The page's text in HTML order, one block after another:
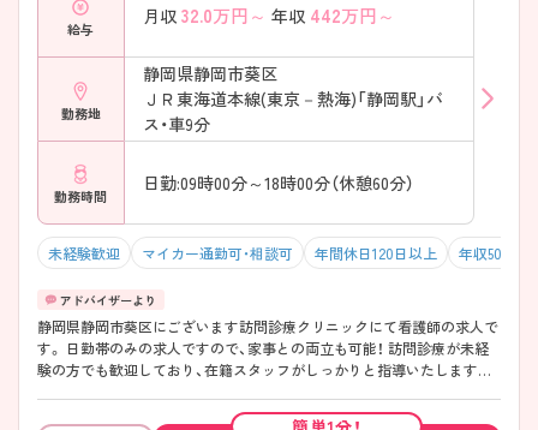
給与
月収 32.0万円～ 年収 442万円～
勤務地
静岡県静岡市葵区
ＪＲ東海道本線(東京－熱海)「静岡駅」バ
ス・車9分
勤務時間
日勤:09時00分～18時00分（休憩60分）
未経験歓迎 マイカー通勤可・相談可 年間休日120日以上 年収500万
静岡県静岡市葵区にございます訪問診療クリニックにて看護師の求人で
す。 日勤帯のみの求人ですので、家事との両立も可能！ 訪問診療が未経
験の方でも歓迎しており、在籍スタッフがしっかりと指導いたしますの